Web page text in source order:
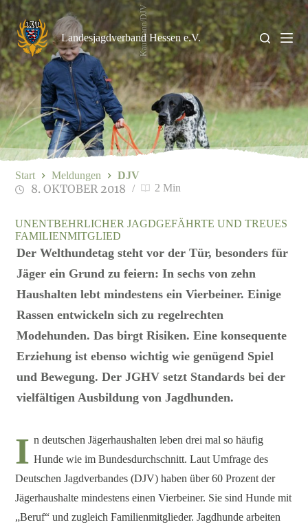
Zum
Inhalt
springen
Landesjagdverband Hessen e.V.
Kaufmann/DJV
UNENTBEHRLICHER JAGDGEFÄHRTE UND TREUES
FAMILIENMITGLIED
Der Welthundetag steht vor der Tür, besonders für
Jäger ein Grund zu feiern: In sechs von zehn
Haushalten lebt mindestens ein Vierbeiner. Einige
Rassen entwickeln sich zu regelrechten
Modehunden. Das birgt Risiken. Eine konsequente
Erziehung ist ebenso wichtig wie genügend Spiel
und Bewegung. Der JGHV setzt Standards bei der
vielfältigen Ausbildung von Jagdhunden.
8. OKTOBER 2018 2 Min
Start Meldungen DJV
I n deutschen Jägerhaushalten leben drei mal so häufig
Hunde wie im Bundesdurchschnitt. Laut Umfrage des
Deutschen Jagdverbandes (DJV) haben über 60 Prozent der
Jägerhaushalte mindestens einen Vierbeiner. Sie sind Hunde mit
„Beruf“ und zugleich Familienmitglieder. Jagdhunde arbeiten